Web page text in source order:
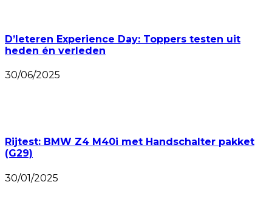
D’Ieteren Experience Day: Toppers testen uit
heden én verleden
30/06/2025
Rijtest: BMW Z4 M40i met Handschalter pakket
(G29)
30/01/2025